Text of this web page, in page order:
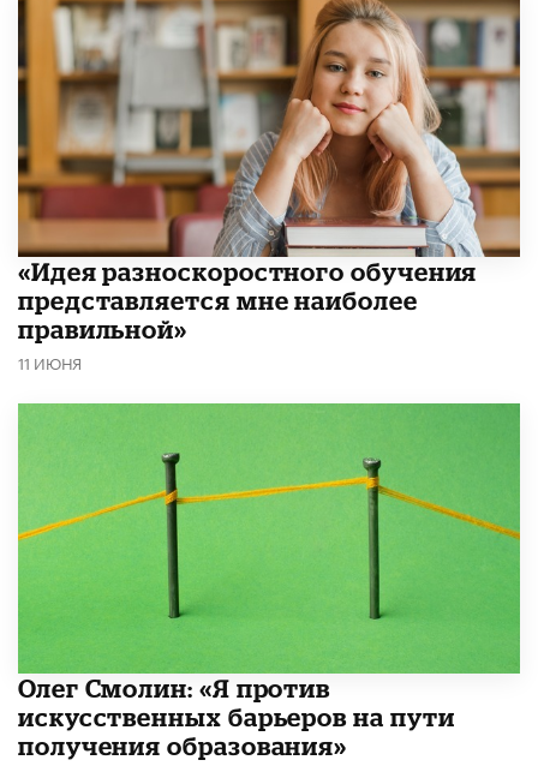
«Идея разноскоростного обучения
представляется мне наиболее
правильной»
11 ИЮНЯ
Олег Смолин: «Я против
искусственных барьеров на пути
получения образования»